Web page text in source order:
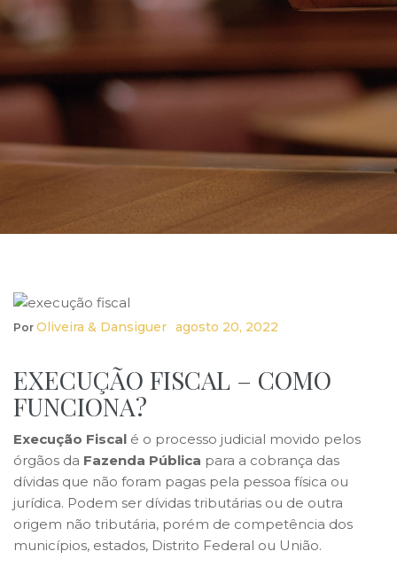
Por Oliveira & Dansiguer Agosto 20, 2022
EXECUÇÃO FISCAL – COMO
FUNCIONA?
Execução Fiscal é o processo judicial movido pelos
órgãos da Fazenda Pública para a cobrança das
dívidas que não foram pagas pela pessoa física ou
jurídica. Podem ser dívidas tributárias ou de outra
origem não tributária, porém de competência dos
municípios, estados, Distrito Federal ou União.